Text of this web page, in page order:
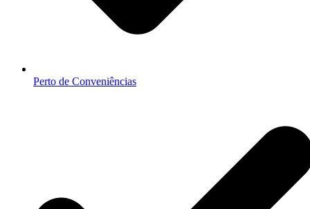
Perto de Conveniências